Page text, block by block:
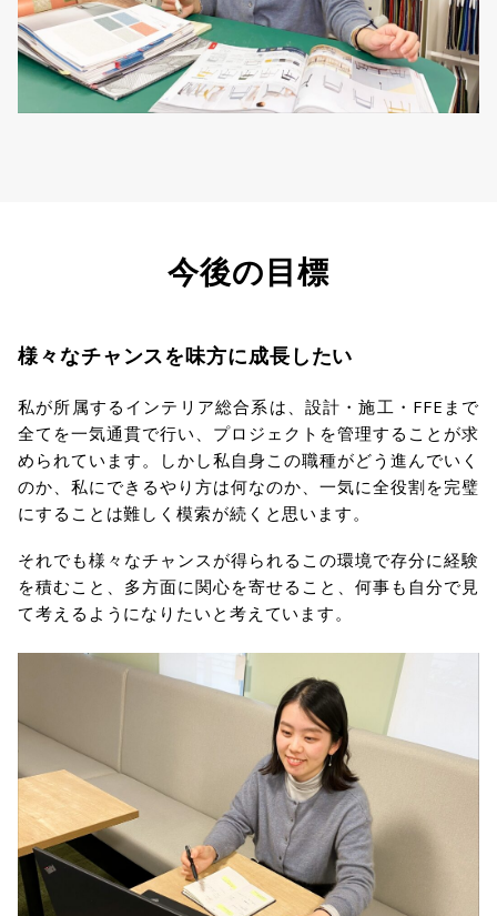
今後の目標
様々なチャンスを味方に成長したい
私が所属するインテリア総合系は、設計・施工・FFEまで
全てを一気通貫で行い、プロジェクトを管理することが求
められています。しかし私自身この職種がどう進んでいく
のか、私にできるやり方は何なのか、一気に全役割を完璧
にすることは難しく模索が続くと思います。
それでも様々なチャンスが得られるこの環境で存分に経験
を積むこと、多方面に関心を寄せること、何事も自分で見
て考えるようになりたいと考えています。